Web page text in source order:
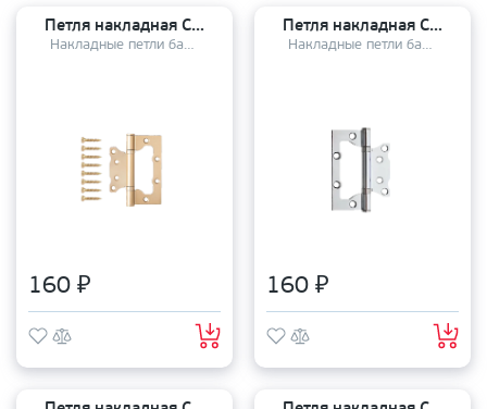
Петля накладная Code Deco 100*75*2,5 - В2 GMS
Накладные петли бабочки
160 ₽
Петля накладная Code Deco 100*75*2,5 - В2 СRS
Накладные петли бабочки
160 ₽